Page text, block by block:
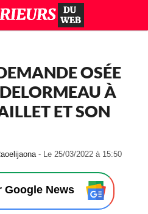
OSÉE
À
ET SON
- Le 25/03/2022 à 15:50
Google News